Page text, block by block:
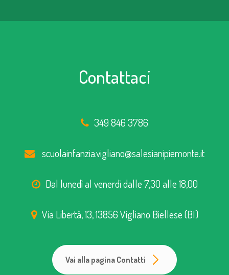
Contattaci
349 846 3786
scuolainfanzia.vigliano@salesianipiemonte.it
Dal lunedì al venerdì dalle 7,30 alle 18,00
Via Libertà, 13, 13856 Vigliano Biellese (BI)
Vai alla pagina Contatti